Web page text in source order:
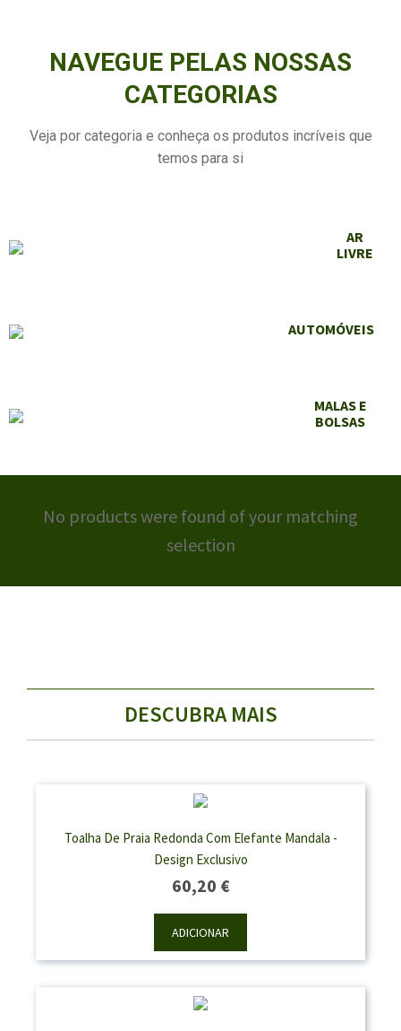
NAVEGUE PELAS NOSSAS
CATEGORIAS
Veja por categoria e conheça os produtos incríveis que
temos para si
AR
LIVRE
AUTOMÓVEIS
MALAS E
BOLSAS
No products were found of your matching
selection
DESCUBRA MAIS
Toalha De Praia Redonda Com Elefante Mandala -
Design Exclusivo
60,20 €
ADICIONAR